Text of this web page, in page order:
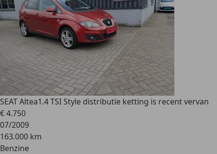
SEAT Altea1.4 TSI Style distributie ketting is recent vervan
€ 4.750
07/2009
163.000 km
Benzine